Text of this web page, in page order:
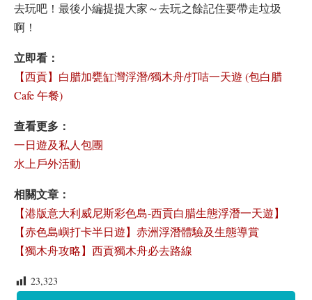
去玩吧！最後小編提提大家～去玩之餘記住要帶走垃圾
啊！
立即看：
【西貢】白腊加甕缸灣浮潛/獨木舟/打咭一天遊 (包白腊
Cafe 午餐)
查看更多：
一日遊及私人包團
水上戶外活動
相關文章 ：
【港版意大利威尼斯彩色島-西貢白腊生態浮潛一天遊】
【赤色島嶼打卡半日遊】赤洲浮潛體驗及生態導賞
【獨木舟攻略】西貢獨木舟必去路線
23,323